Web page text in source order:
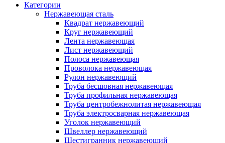
Категории
Нержавеющая сталь
Квадрат нержавеющий
Круг нержавеющий
Лента нержавеющая
Лист нержавеющий
Полоса нержавеющая
Проволока нержавеющая
Рулон нержавеющий
Труба бесшовная нержавеющая
Труба профильная нержавеющая
Труба центробежнолитая нержавеющая
Труба электросварная нержавеющая
Уголок нержавеющий
Швеллер нержавеющий
Шестигранник нержавеющий